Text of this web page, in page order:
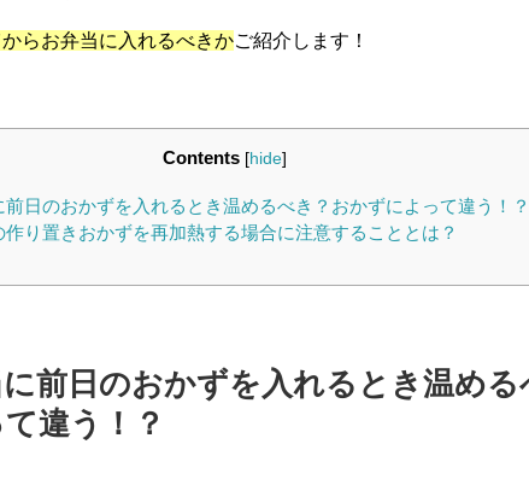
らお弁当に入れるべきかご紹介します！
Contents [hide]
前日のおかずを入れるとき温めるべき？おかずによって違う！？
作り置きおかずを再加熱する場合に注意することとは？
前日のおかずを入れるとき温め
違う！？